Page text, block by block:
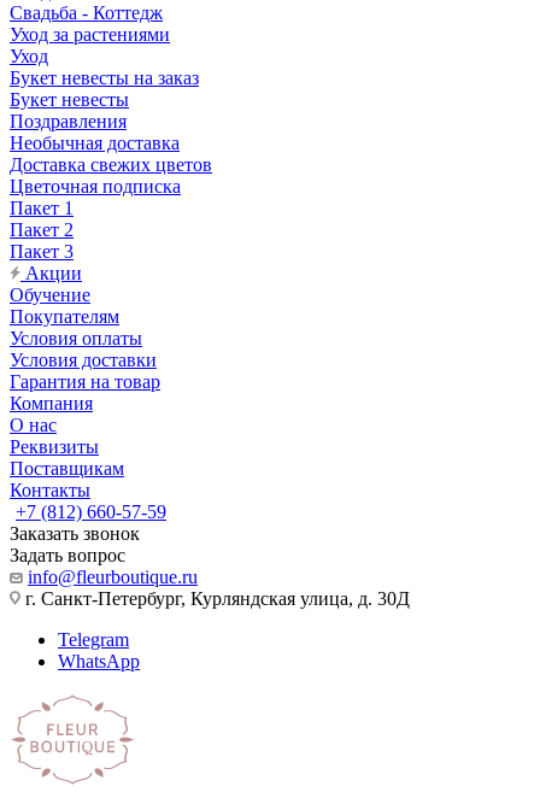
Свадьба - Коттедж
Уход за растениями
Уход
Букет невесты на заказ
Букет невесты
Поздравления
Необычная доставка
Доставка свежих цветов
Цветочная подписка
Пакет 1
Пакет 2
Пакет 3
Акции
Обучение
Покупателям
Условия оплаты
Условия доставки
Гарантия на товар
Компания
О нас
Реквизиты
Поставщикам
Контакты
+7 (812) 660-57-59
Заказать звонок
Задать вопрос
info@fleurboutique.ru
г. Санкт-Петербург, Курляндская улица, д. 30Д
Telegram
WhatsApp